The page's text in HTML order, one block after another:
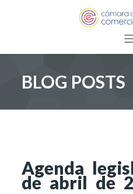
BLOG POSTS
Agenda
de abril de